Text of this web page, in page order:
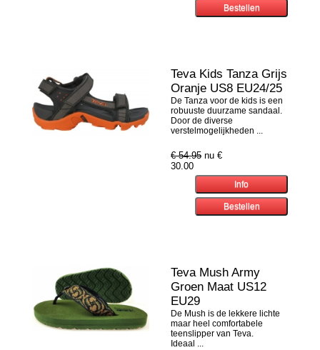
Teva Kids Tanza Grijs
Oranje US8 EU24/25
De Tanza voor de kids is een
robuuste duurzame sandaal.
Door de diverse
verstelmogelijkheden ...
€ 54.95 nu €
30.00
Teva Mush Army
Groen Maat US12
EU29
De Mush is de lekkere lichte
maar heel comfortabele
teenslipper van Teva.
Ideaal ...